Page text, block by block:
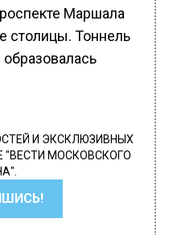
Маршала
столицы. Тоннель
И ЭКСКЛЮЗИВНЫХ
"ВЕСТИ МОСКОВСКОГО